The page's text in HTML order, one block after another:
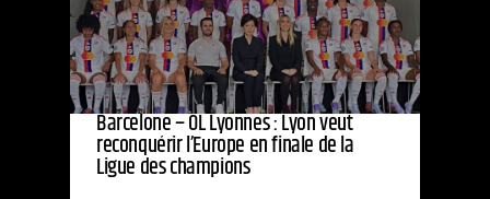
Barcelone – OL Lyonnes : Lyon veut
reconquérir l’Europe en finale de la
Ligue des champions